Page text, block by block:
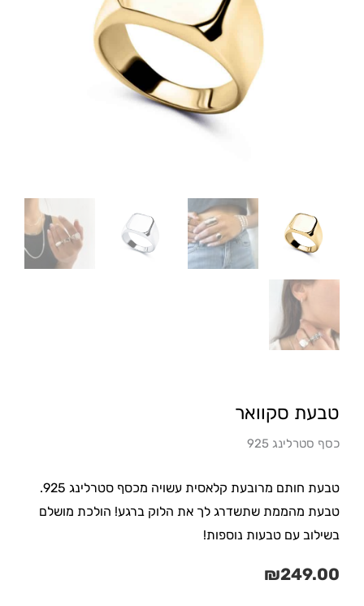
טבעת סקוואר
כסף סטרלינג 925
טבעת חותם מרובעת קלאסית עשויה מכסף סטרלינג 925.
טבעת מהממת שתשדרג לך את הלוק ברגע! הולכת מושלם
בשילוב עם טבעות נוספות!
₪249.00